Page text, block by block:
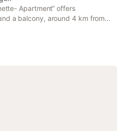
Apartment“ offers
a balcony, around 4 km from
lake and garden views, this
The property is non-smoking